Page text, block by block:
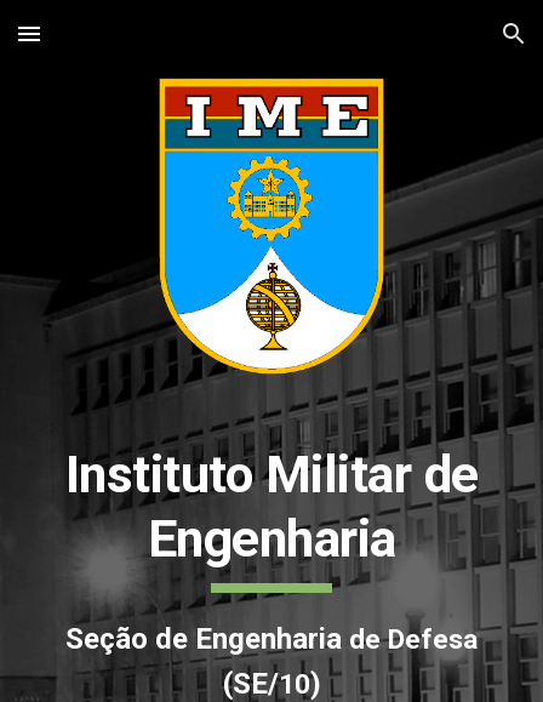
Skip to main content Skip to navigation
Instituto Militar de
Engenharia
Seção de Engenharia de Defesa
(SE/10)